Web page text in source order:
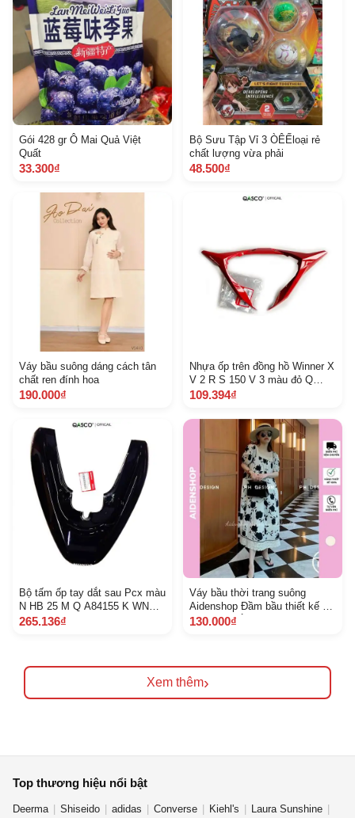
Gói 428 gr Ô Mai Quả Việt
Quất
33.300₫
Bộ Sưu Tập Vỉ 3 ÒÊẾloại rẻ
chất lượng vừa phải
48.500₫
Váy bầu suông dáng cách tân
chất ren đính hoa
190.000₫
Nhựa ốp trên đồng hồ Winner X
V 2 R S 150 V 3 màu đỏ Q
A53207 K 56 V 50 Z G 8 A 1 B
109.394₫
Bộ tấm ốp tay dắt sau Pcx màu
N HB 25 M Q A84155 K WN
970 Z A
265.136₫
Váy bầu thời trang suông
Aidenshop Đầm bầu thiết kế dự
tiệc màu trắng
130.000₫
Xem thêm›
Top thương hiệu nổi bật
Deerma Shiseido adidas Converse Kiehl's
Laura Sunshine